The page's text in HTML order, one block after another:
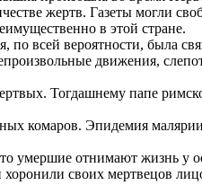
жертв. Газеты могли
в этой стране.
по всей вероятности, была
движения,
Тогдашнему папе
комаров. Эпидемия
умершие отнимают жизнь у
своих мертвецов